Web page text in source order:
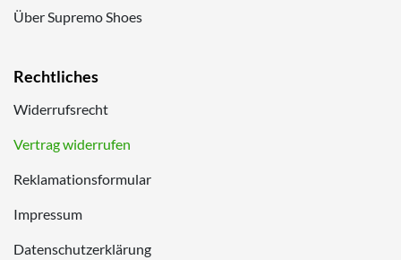
Über Supremo Shoes
Rechtliches
Widerrufsrecht
Vertrag widerrufen
Reklamationsformular
Impressum
Datenschutzerklärung